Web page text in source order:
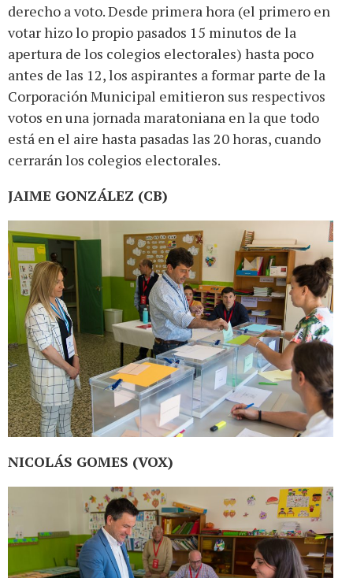
derecho a voto. Desde primera hora (el primero en
votar hizo lo propio pasados 15 minutos de la
apertura de los colegios electorales) hasta poco
antes de las 12, los aspirantes a formar parte de la
Corporación Municipal emitieron sus respectivos
votos en una jornada maratoniana en la que todo
está en el aire hasta pasadas las 20 horas, cuando
cerrarán los colegios electorales.
JAIME GONZÁLEZ (CB)
NICOLÁS GOMES (VOX)